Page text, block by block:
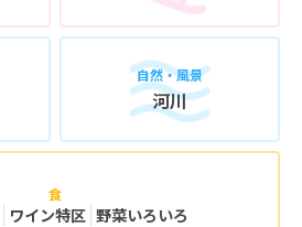
自然・風景
河川
食
ワイン特区 野菜いろいろ